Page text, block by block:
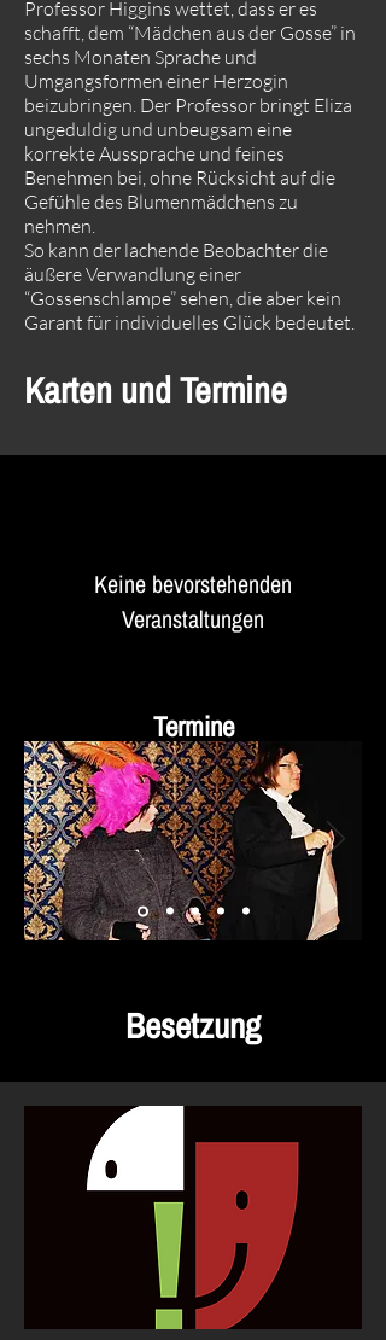
Professor Higgins wettet, dass er es
schafft, dem “Mädchen aus der Gosse” in
sechs Monaten Sprache und
Umgangsformen einer Herzogin
beizubringen. Der Professor bringt Eliza
ungeduldig und unbeugsam eine
korrekte Aussprache und feines
Benehmen bei, ohne Rücksicht auf die
Gefühle des Blumenmädchens zu
nehmen.
So kann der lachende Beobachter die
äußere Verwandlung einer
“Gossenschlampe” sehen, die aber kein
Garant für individuelles Glück bedeutet.
Karten und Termine
Keine bevorstehenden
Veranstaltungen
Termine
Besetzung